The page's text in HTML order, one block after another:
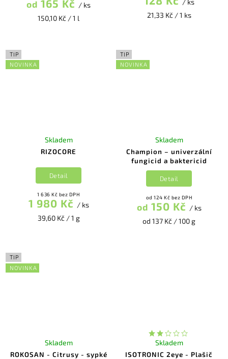
od 165 Kč / ks
150,10 Kč / 1 l
/ ks
21,33 Kč / 1 ks
TIP
NOVINKA
RIZOCORE
Skladem
1 636 Kč bez DPH
1 980 Kč / ks
39,60 Kč / 1 g
Detail
TIP
NOVINKA
Champion – univerzální
fungicid a baktericid
Skladem
od 124 Kč bez DPH
od 150 Kč / ks
od 137 Kč / 100 g
Detail
TIP
NOVINKA
ROKOSAN - Citrusy - sypké
Skladem
ISOTRONIC 2eye - Plašič
Skladem